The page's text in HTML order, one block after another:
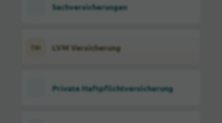
Sachversicherungen
TM LVM Versicherung
Private Haftpflichtversicherung